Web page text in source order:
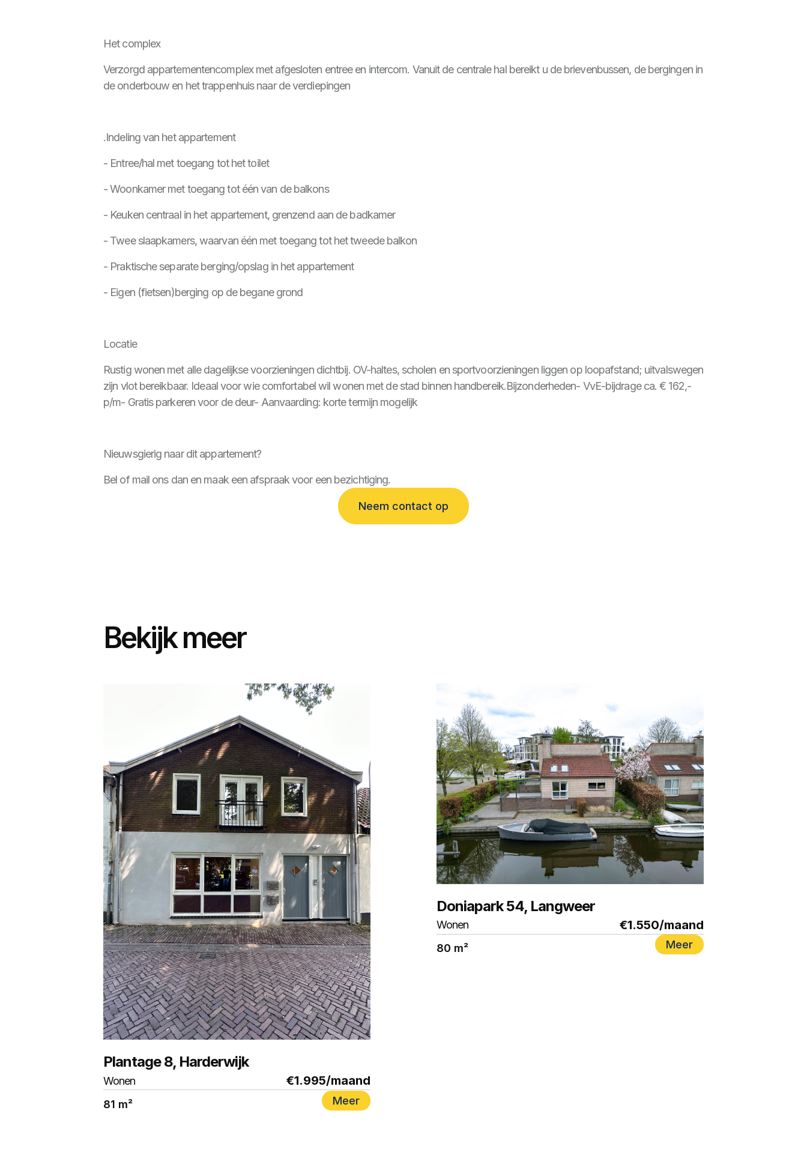
Het complex
Verzorgd appartementencomplex met afgesloten entree en intercom. Vanuit de centrale hal bereikt u de brievenbussen, de bergingen in
de onderbouw en het trappenhuis naar de verdiepingen
.Indeling van het appartement
- Entree/hal met toegang tot het toilet
- Woonkamer met toegang tot één van de balkons
- Keuken centraal in het appartement, grenzend aan de badkamer
- Twee slaapkamers, waarvan één met toegang tot het tweede balkon
- Praktische separate berging/opslag in het appartement
- Eigen (fietsen)berging op de begane grond
Locatie
Rustig wonen met alle dagelijkse voorzieningen dichtbij. OV-haltes, scholen en sportvoorzieningen liggen op loopafstand; uitvalswegen
zijn vlot bereikbaar. Ideaal voor wie comfortabel wil wonen met de stad binnen handbereik.Bijzonderheden- VvE-bijdrage ca. € 162,-
p/m- Gratis parkeren voor de deur- Aanvaarding: korte termijn mogelijk
Nieuwsgierig naar dit appartement?
Bel of mail ons dan en maak een afspraak voor een bezichtiging.
Neem contact op
Bekijk meer
Plantage 8, Harderwijk
Wonen €1.995/maand
81 m² Meer
Doniapark 54, Langweer
Wonen €1.550/maand
80 m² Meer